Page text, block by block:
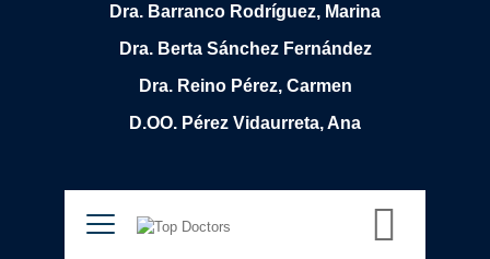
Dra. Barranco Rodríguez, Marina
Dra. Berta Sánchez Fernández
Dra. Reino Pérez, Carmen
D.OO. Pérez Vidaurreta, Ana